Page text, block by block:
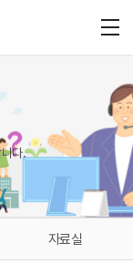
다.
자료실